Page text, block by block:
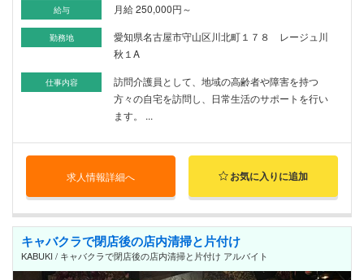
給与 月給 250,000円～
勤務地
愛知県名古屋市守山区川北町１７８ レージュ川
秋１A
仕事内容
訪問介護員として、地域の高齢者や障害を持つ
方々の自宅を訪問し、日常生活のサポートを行い
ます。 ...
求人情報詳細へ お気に入りに追加
キャバクラで閉店後の店内清掃と片付け
KABUKI / キャバクラで閉店後の店内清掃と片付け アルバイト